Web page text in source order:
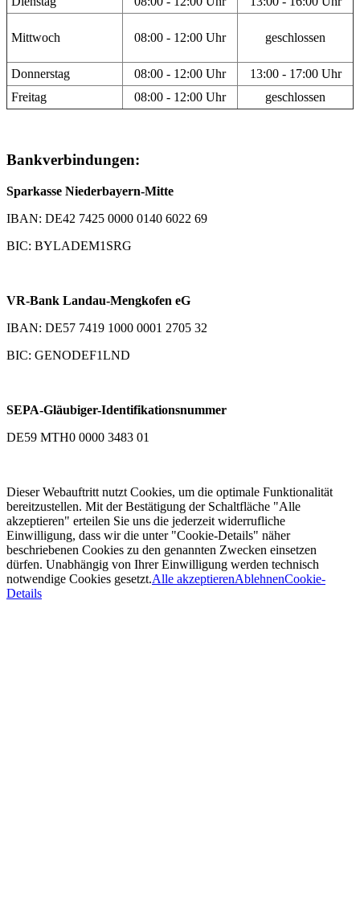
Mittwoch 08:00 - 12:00 Uhr geschlossen
Donnerstag 08:00 - 12:00 Uhr
13:00 - 17:00 Uhr
Freitag
08:00 - 12:00 Uhr geschlossen
Bankverbindungen:
Sparkasse Niederbayern-Mitte
IBAN: DE42 7425 0000 0140 6022 69
BIC: BYLADEM1SRG
VR-Bank Landau-Mengkofen eG
IBAN: DE57 7419 1000 0001 2705 32
BIC: GENODEF1LND
SEPA-Gläubiger-Identifikationsnummer
DE59 MTH0 0000 3483 01
Dieser Webauftritt nutzt Cookies, um die optimale Funktionalität
bereitzustellen. Mit der Bestätigung der Schaltfläche "Alle
akzeptieren" erteilen Sie uns die jederzeit widerrufliche
Einwilligung, dass wir die unter "Cookie-Details" näher
beschriebenen Cookies zu den genannten Zwecken einsetzen
dürfen. Unabhängig von Ihrer Einwilligung werden technisch
notwendige Cookies gesetzt.Alle akzeptierenAblehnenCookie-
Details